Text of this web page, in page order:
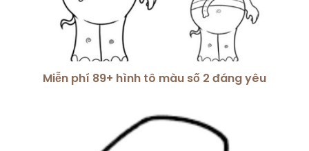
Miễn phí 89+ hình tô màu số 2 đáng yêu